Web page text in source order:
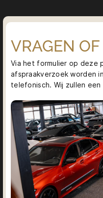
VRAGEN OF
Via het formulier op deze
afspraakverzoek worden
telefonisch. Wij zullen